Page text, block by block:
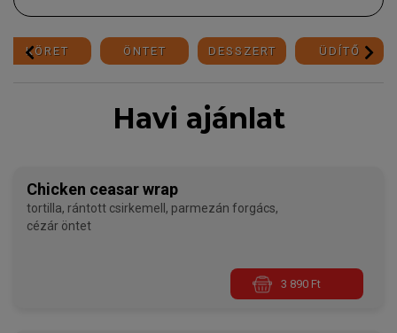
KÖRET ÖNTET DESSZERT ÜDÍTŐ
Havi ajánlat
Chicken ceasar wrap
tortilla, rántott csirkemell, parmezán forgács,
cézár öntet
3 890 Ft